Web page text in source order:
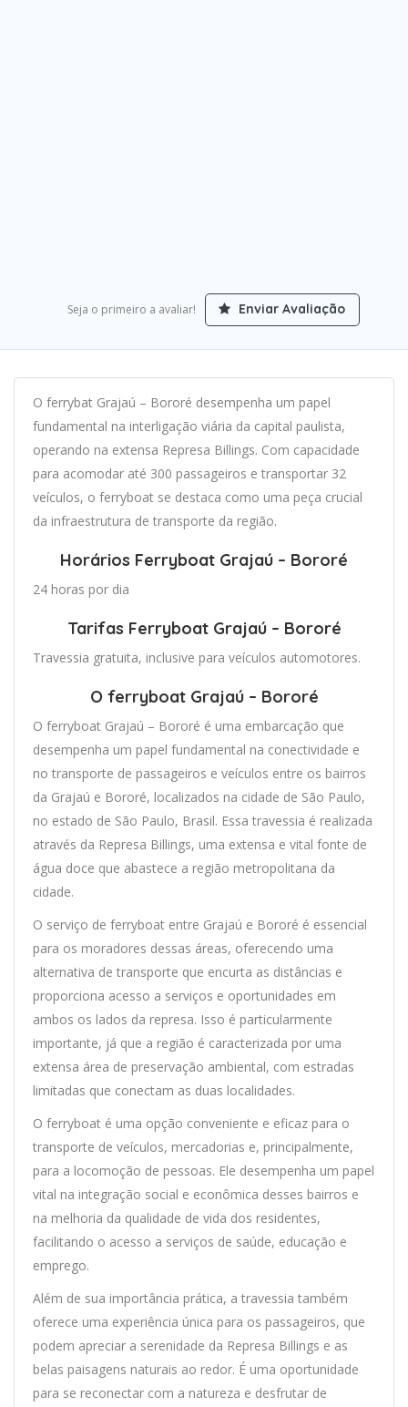
Seja o primeiro a avaliar! Enviar Avaliação
O ferrybat Grajaú – Bororé desempenha um papel
fundamental na interligação viária da capital paulista,
operando na extensa Represa Billings. Com capacidade
para acomodar até 300 passageiros e transportar 32
veículos, o ferryboat se destaca como uma peça crucial
da infraestrutura de transporte da região.
Horários Ferryboat Grajaú – Bororé
24 horas por dia
Tarifas Ferryboat Grajaú – Bororé
Travessia gratuita, inclusive para veículos automotores.
O ferryboat Grajaú – Bororé
O ferryboat Grajaú – Bororé é uma embarcação que
desempenha um papel fundamental na conectividade e
no transporte de passageiros e veículos entre os bairros
da Grajaú e Bororé, localizados na cidade de São Paulo,
no estado de São Paulo, Brasil. Essa travessia é realizada
através da Represa Billings, uma extensa e vital fonte de
água doce que abastece a região metropolitana da
cidade.
O serviço de ferryboat entre Grajaú e Bororé é essencial
para os moradores dessas áreas, oferecendo uma
alternativa de transporte que encurta as distâncias e
proporciona acesso a serviços e oportunidades em
ambos os lados da represa. Isso é particularmente
importante, já que a região é caracterizada por uma
extensa área de preservação ambiental, com estradas
limitadas que conectam as duas localidades.
O ferryboat é uma opção conveniente e eficaz para o
transporte de veículos, mercadorias e, principalmente,
para a locomoção de pessoas. Ele desempenha um papel
vital na integração social e econômica desses bairros e
na melhoria da qualidade de vida dos residentes,
facilitando o acesso a serviços de saúde, educação e
emprego.
Além de sua importância prática, a travessia também
oferece uma experiência única para os passageiros, que
podem apreciar a serenidade da Represa Billings e as
belas paisagens naturais ao redor. É uma oportunidade
para se reconectar com a natureza e desfrutar de